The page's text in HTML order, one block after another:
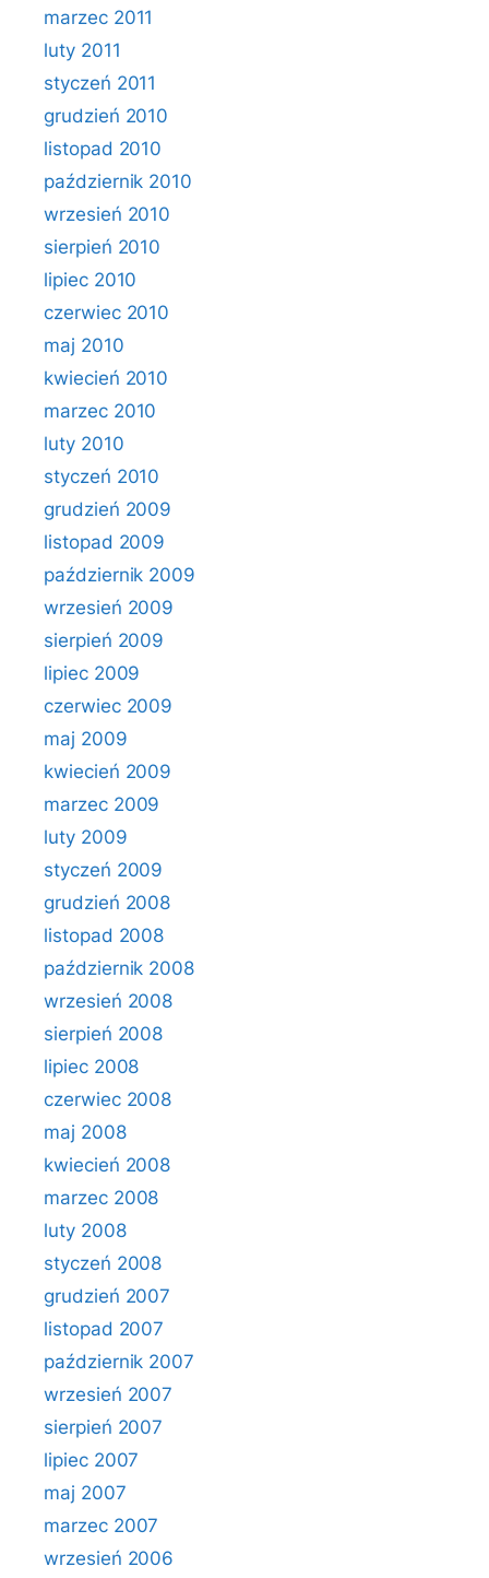
marzec 2011
luty 2011
styczeń 2011
grudzień 2010
listopad 2010
październik 2010
wrzesień 2010
sierpień 2010
lipiec 2010
czerwiec 2010
maj 2010
kwiecień 2010
marzec 2010
luty 2010
styczeń 2010
grudzień 2009
listopad 2009
październik 2009
wrzesień 2009
sierpień 2009
lipiec 2009
czerwiec 2009
maj 2009
kwiecień 2009
marzec 2009
luty 2009
styczeń 2009
grudzień 2008
listopad 2008
październik 2008
wrzesień 2008
sierpień 2008
lipiec 2008
czerwiec 2008
maj 2008
kwiecień 2008
marzec 2008
luty 2008
styczeń 2008
grudzień 2007
listopad 2007
październik 2007
wrzesień 2007
sierpień 2007
lipiec 2007
maj 2007
marzec 2007
wrzesień 2006